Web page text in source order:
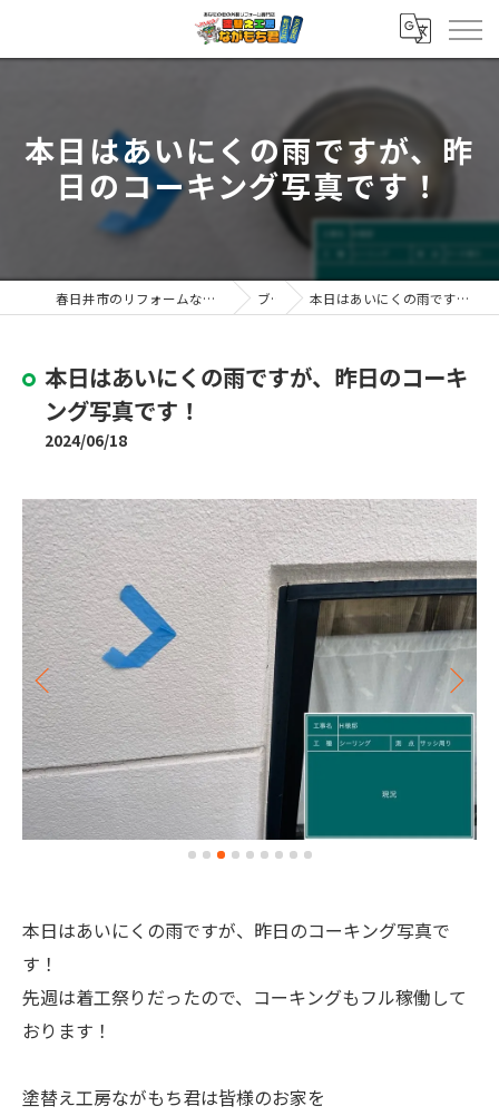
本日はあいにくの雨ですが、昨
日のコーキング写真です！
春日井市のリフォームなら塗替え工房ながもち君 春日井店 ブログ 本日はあいにくの雨ですが、昨日のコーキング写真です！
本日はあいにくの雨ですが、昨日のコーキ
ング写真です！
2024/06/18
本日はあいにくの雨ですが、昨日のコーキング写真で
す！
先週は着工祭りだったので、コーキングもフル稼働して
おります！
塗替え工房ながもち君は皆様のお家を